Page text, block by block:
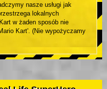
nasze usługi jak
lokalnych
w żaden sposób nie
Kart'. (Nie wypożyczamy